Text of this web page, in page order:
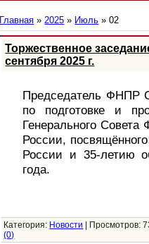
Главная »2025 » Июль » 02
Торжественное
сентября 2025 г.
Председатель ФНПР
по подготовке и
Генерального
России,
России и 35-летию
года.
Категория: Новости Просмотров:
(0)